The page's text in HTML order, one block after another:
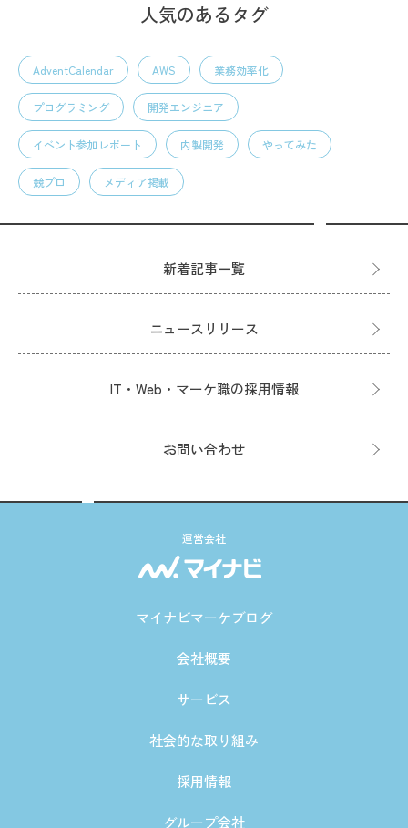
人気のあるタグ
AdventCalendar AWS 業務効率化
プログラミング 開発エンジニア
イベント参加レポート 内製開発 やってみた
競プロ メディア掲載
新着記事一覧
ニュースリリース
IT・Web・マーケ職の採用情報
お問い合わせ
運営会社
マイナビマーケブログ
会社概要
サービス
社会的な取り組み
採用情報
グループ会社